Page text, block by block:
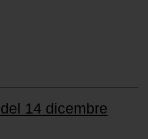
14 dicembre